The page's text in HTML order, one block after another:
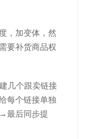
，加变体，然
要补货商品权
几个跟卖链接
每个链接单独
最后同步提